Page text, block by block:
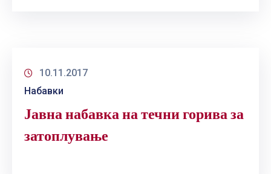
10.11.2017
Набавки
Јавна набавка на течни горива за
затоплување